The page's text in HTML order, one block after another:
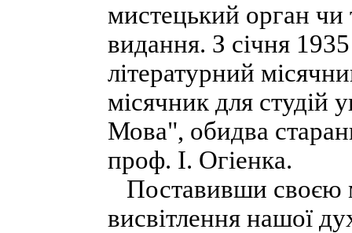
мистецький орган
видання. З січня
літературний
місячник для студій
Мова", обидва
проф. І. Огіенка.
Поставивши своєю
висвітлення нашої